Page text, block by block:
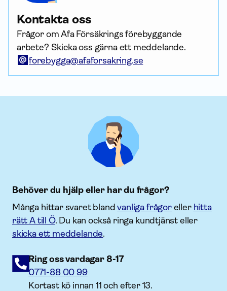
Kontakta oss
Frågor om Afa Försäkrings förebyggande
arbete? Skicka oss gärna ett meddelande.
forebygga@afaforsakring.se
Behöver du hjälp eller har du frågor?
Många hittar svaret blandvanliga frågoreller hitta
rätt A till Ö. Du kan också ringa kundtjänst eller
skicka ett meddelande.
Ring oss vardagar 8-17
0771-88 00 99
Kortast kö innan 11 och efter 13.